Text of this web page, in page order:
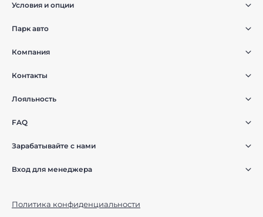
Условия и опции
Парк авто
Компания
Контакты
Лояльность
FAQ
Зарабатывайте с нами
Вход для менеджера
Политика конфиденциальности